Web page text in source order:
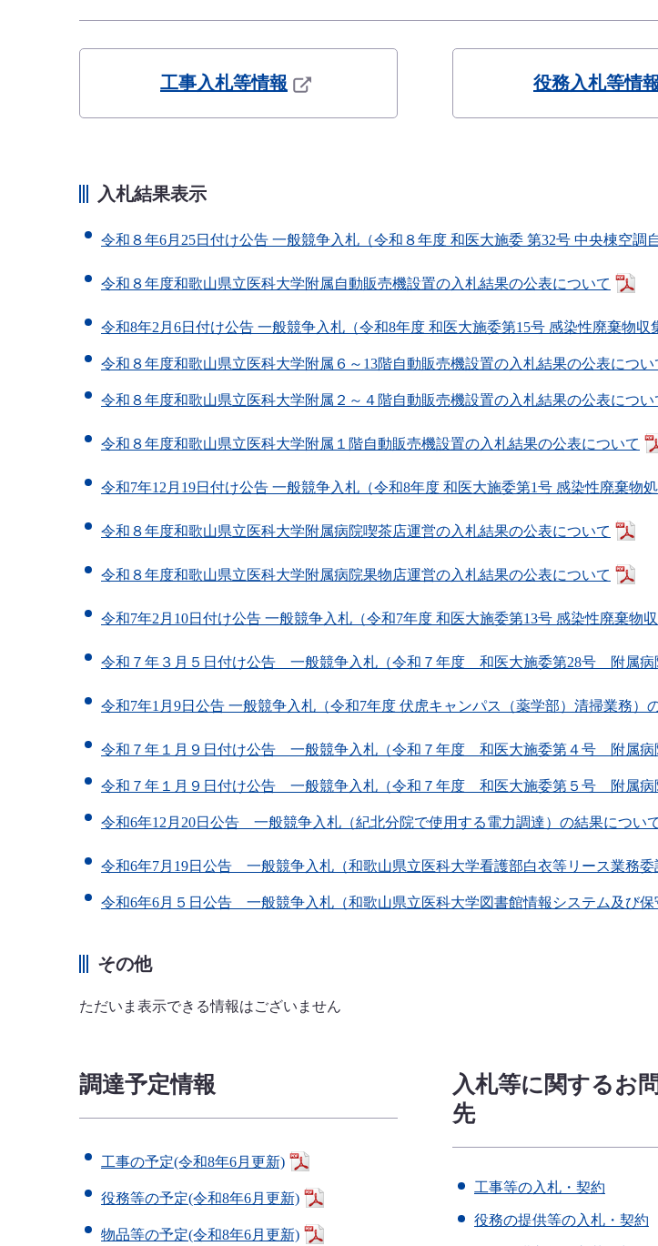
工事入札等情報 役務入札等情
入札結果表示
令和８年6月25日付け公告 一般競争入札（令和８年度 和医大施委 第32号 中央棟空
令和８年度和歌山県立医科大学附属自動販売機設置の入札結果の公表について
令和8年2月6日付け公告 一般競争入札（令和8年度 和医大施委第15号 感染性廃棄物
令和８年度和歌山県立医科大学附属６～13階自動販売機設置の入札結果の公表につい
令和８年度和歌山県立医科大学附属２～４階自動販売機設置の入札結果の公表につい
令和８年度和歌山県立医科大学附属１階自動販売機設置の入札結果の公表について
令和7年12月19日付け公告 一般競争入札（令和8年度 和医大施委第1号 感染性廃棄
令和８年度和歌山県立医科大学附属病院喫茶店運営の入札結果の公表について
令和８年度和歌山県立医科大学附属病院果物店運営の入札結果の公表について
令和7年2月10日付け公告 一般競争入札（令和7年度 和医大施委第13号 感染性廃棄
令和７年３月５日付け公告 一般競争入札（令和７年度 和医大施委第28号 附属
令和7年1月9日公告 一般競争入札（令和7年度 伏虎キャンパス（薬学部）清掃業務
令和７年１月９日付け公告 一般競争入札（令和７年度 和医大施委第４号 附属
令和７年１月９日付け公告 一般競争入札（令和７年度 和医大施委第５号 附属
令和6年12月20日公告 一般競争入札（紀北分院で使用する電力調達）の結果につ
令和6年7月19日公告 一般競争入札（和歌山県立医科大学看護部白衣等リース業務
令和6年6月５日公告 一般競争入札（和歌山県立医科大学図書館情報システム及び
その他
ただいま表示できる情報はございません
調達予定情報
工事の予定(令和8年6月更新)
役務等の予定(令和8年6月更新)
物品等の予定(令和8年6月更新)
入札等に関するお
先
工事等の入札・契約
役務の提供等の入札・契約